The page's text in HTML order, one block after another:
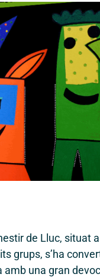
de Lluc, situat
grups, s’ha
una gran